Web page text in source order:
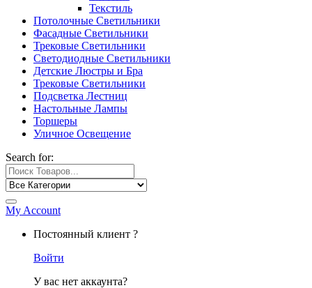
Текстиль
Потолочные Светильники
Фасадные Светильники
Трековые Светильники
Светодиодные Светильники
Детские Люстры и Бра
Трековые Светильники
Подсветка Лестниц
Настольные Лампы
Торшеры
Уличное Освещение
Search for:
My Account
Постоянный клиент ?
Войти
У вас нет аккаунта?